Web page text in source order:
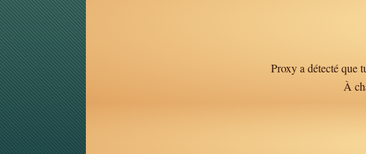
Proxy a détecté que
À